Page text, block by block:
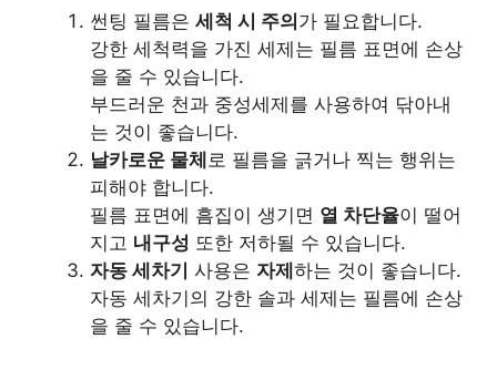
썬팅 필름은 세척 시 주의 가 필요합니다.
강한 세척력을 가진 세제는 필름 표면에 손상
을 줄 수 있습니다.
부드러운 천과 중성세제를 사용하여 닦아내
는 것이 좋습니다.
날카로운 물체 로 필름을 긁거나 찍는 행위는
피해야 합니다.
필름 표면에 흠집이 생기면 열 차단율이 떨어
지고 내구성 또한 저하될 수 있습니다.
자동 세차기 사용은 자제 하는 것이 좋습니다.
자동 세차기의 강한 솔과 세제는 필름에 손상
을 줄 수 있습니다.